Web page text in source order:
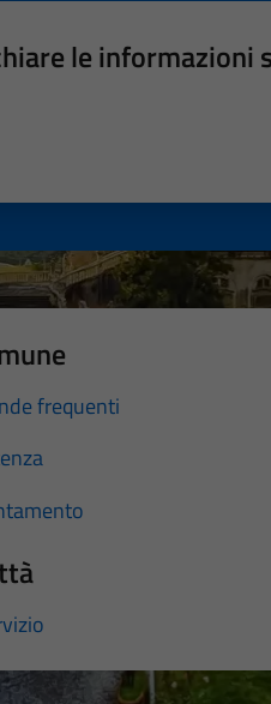
le informazioni
frequenti